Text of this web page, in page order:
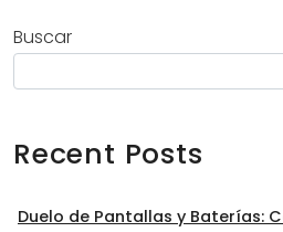
Buscar
Recent Posts
Duelo de Pantallas y Baterías: